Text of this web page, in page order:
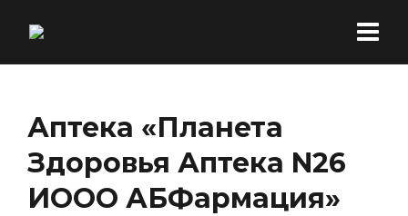
Аптека «Планета
Здоровья Аптека N26
ИООО АБФармация»